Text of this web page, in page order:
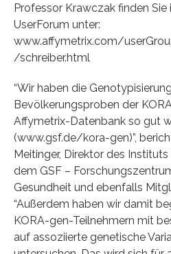
Professor Krawczak finden
UserForum unter:
www.affymetrix.com/
/schreiber.html
“Wir haben die
Bevölkerungsproben der
Affymetrix-Datenbank so gut
(www.gsf.de/kora-gen)”,
Meitinger, Direktor des
dem GSF –
Gesundheit und ebenfalls
“Außerdem haben wir damit
KORA-gen-Teilnehmern mit
auf assoziierte genetische